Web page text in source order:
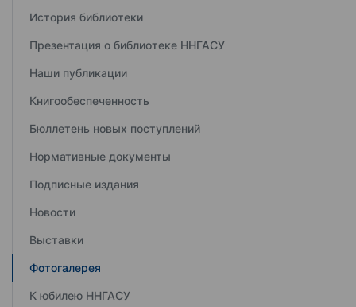
История библиотеки
Презентация о библиотеке ННГАСУ
Наши публикации
Книгообеспеченность
Бюллетень новых поступлений
Нормативные документы
Подписные издания
Новости
Выставки
Фотогалерея
К юбилею ННГАСУ